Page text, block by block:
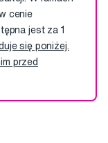
cenie
jest za 1
się poniżej.
przed